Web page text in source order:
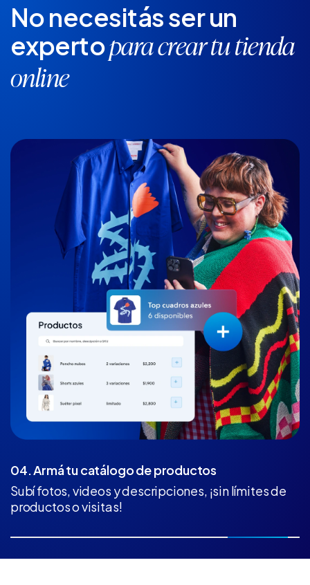
No necesitás ser un
expertopara crear tu tienda
online
04. Armá tu catálogo de productos
Subí fotos, videos y descripciones, ¡sin límites de
productos o visitas!